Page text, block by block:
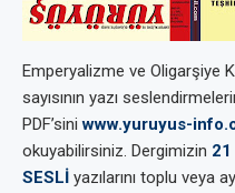
Emperyalizme ve Oligarşiye
sayısının yazı
PDF’siniwww.yuruyus-
okuyabilirsiniz. Dergimizin
SESLİ yazılarını toplu veya